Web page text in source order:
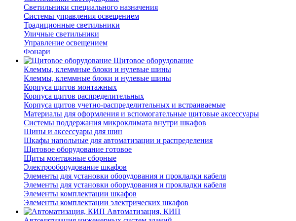
Светильники специального назначения
Системы управления освещением
Традиционные светильники
Уличные светильники
Управление освещением
Фонари
Щитовое оборудование
Клеммы, клеммные блоки и нулевые шины
Клеммы, клеммные блоки и нулевые шины
Корпуса щитов монтажных
Корпуса щитов распределительных
Корпуса щитов учетно-распределительных и встраиваемые
Материалы для оформления и вспомогательные щитовые аксессуары
Системы поддержания микроклимата внутри шкафов
Шины и аксессуары для шин
Шкафы напольные для автоматизации и распределения
Щитовое оборудование готовое
Щиты монтажные сборные
Электрооборудование шкафов
Элементы для установки оборудования и прокладки кабеля
Элементы для установки оборудования и прокладки кабеля
Элементы комплектации шкафов
Элементы комплектации электрических шкафов
Автоматизация, КИП